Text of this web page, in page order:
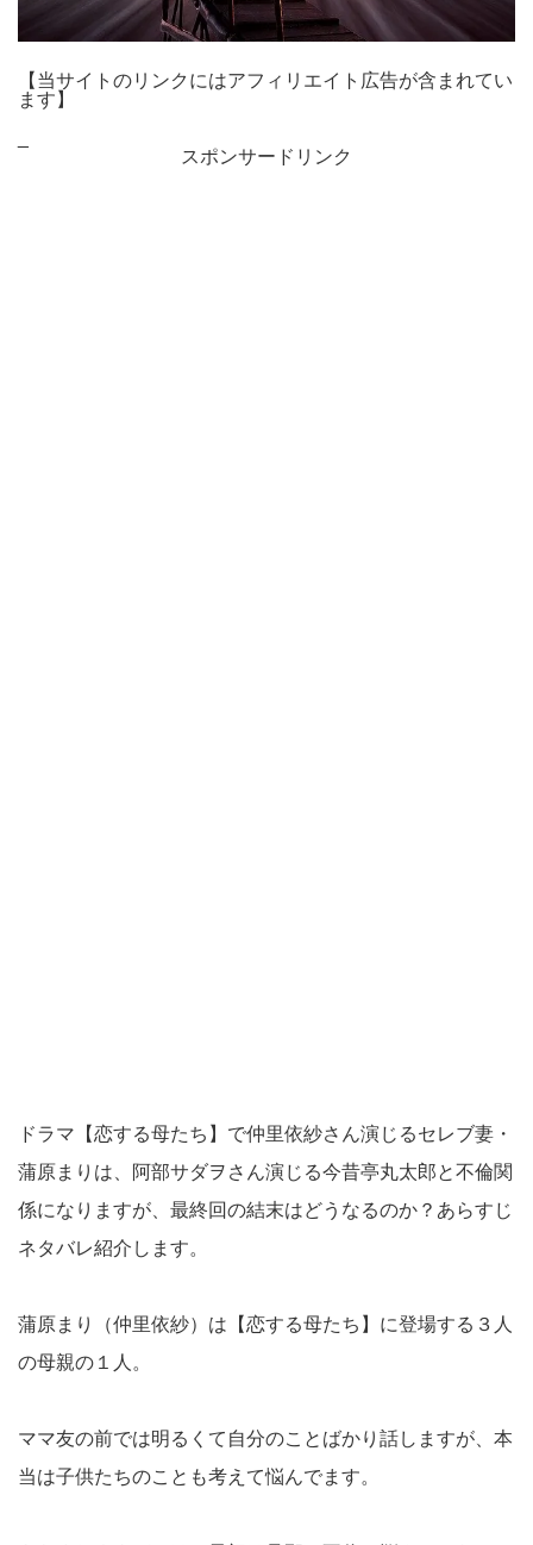
【当サイトのリンクにはアフィリエイト広告が含まれてい
ます】
スポンサードリンク
ドラマ【恋する母たち】で仲里依紗さん演じるセレブ妻・
蒲原まりは、阿部サダヲさん演じる今昔亭丸太郎と不倫関
係になりますが、最終回の結末はどうなるのか？あらすじ
ネタバレ紹介します。
蒲原まり（仲里依紗）は【恋する母たち】に登場する３人
の母親の１人。
ママ友の前では明るくて自分のことばかり話しますが、本
当は子供たちのことも考えて悩んでます。